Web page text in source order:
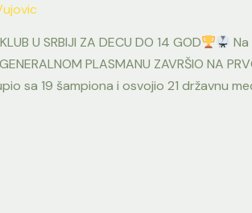
U SRBIJI ZA DECU DO 14 GOD
PLASMANU ZAVRŠIO NA
sa 19 šampiona i osvojio 21 državnu